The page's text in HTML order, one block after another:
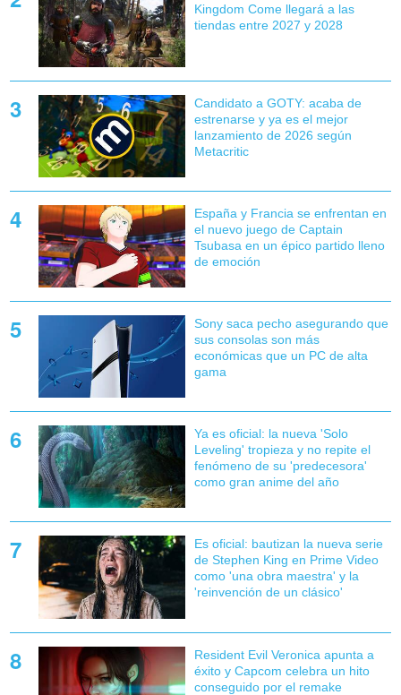
Kingdom Come llegará a las
tiendas entre 2027 y 2028
Candidato a GOTY: acaba de
estrenarse y ya es el mejor
lanzamiento de 2026 según
Metacritic
España y Francia se enfrentan en
el nuevo juego de Captain
Tsubasa en un épico partido lleno
de emoción
Sony saca pecho asegurando que
sus consolas son más
económicas que un PC de alta
gama
Ya es oficial: la nueva 'Solo
Leveling' tropieza y no repite el
fenómeno de su 'predecesora'
como gran anime del año
Es oficial: bautizan la nueva serie
de Stephen King en Prime Video
como 'una obra maestra' y la
'reinvención de un clásico'
Resident Evil Veronica apunta a
éxito y Capcom celebra un hito
conseguido por el remake